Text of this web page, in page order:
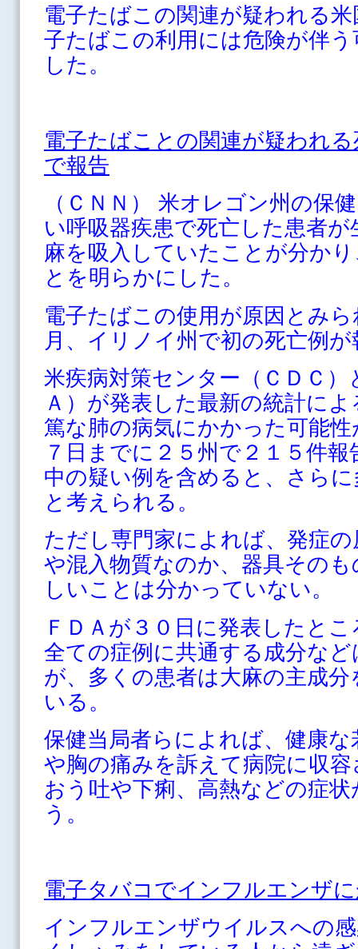
電子たばこの関連が疑われる
子たばこの利用には危険が伴
した。
電子たばことの関連が疑われ
で報告
（ＣＮＮ） 米オレゴン州の保
い呼吸器疾患で死亡した患者
麻を吸入していたことが分か
とを明らかにした。
電子たばこの使用が原因とみ
月、イリノイ州で初の死亡例
米疾病対策センター（ＣＤＣ）
Ａ）が発表した最新の統計に
篤な肺の病気にかかった可能
７日までに２５州で２１５件
中の疑い例を含めると、さら
と考えられる。
ただし専門家によれば、発症
や混入物質なのか、器具その
しいことは分かっていない。
ＦＤＡが３０日に発表したと
全ての症例に共通する成分な
が、多くの患者は大麻の主成
いる。
保健当局者らによれば、健康
や胸の痛みを訴えて病院に収
おう吐や下痢、高熱などの症
う。
電子タバコでインフルエンザ
インフルエンザウイルスへの